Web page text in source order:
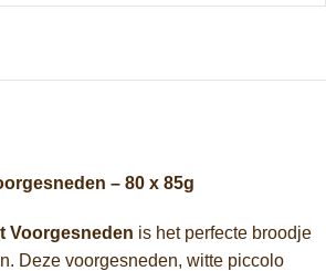
– 80 x 85g
Voorgesneden is het perfecte broodje
Deze voorgesneden, witte piccolo